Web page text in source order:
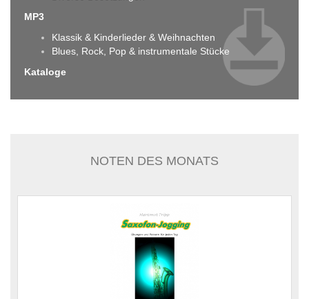
MP3
Klassik & Kinderlieder & Weihnachten
Blues, Rock, Pop & instrumentale Stücke
Kataloge
NOTEN DES MONATS